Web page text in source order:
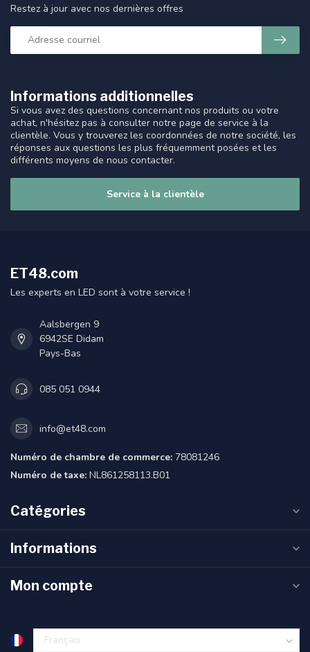
Informations additionnelles
Si vous avez des questions concernant nos produits ou votre
achat, n'hésitez pas à consulter notre page de service à la
clientèle. Vous y trouverez les coordonnées de notre société, les
réponses aux questions les plus fréquemment posées et les
différents moyens de nous contacter.
Service à la clientèle
Restez à jour avec nos dernières offres
ET48.com
Les experts en LED sont à votre service !
Aalsbergen 9
6942SE Didam
Pays-Bas
085 051 0944
info@et48.com
Numéro de chambre de commerce: 78081246
Numéro de taxe: NL861258113.B01
Catégories
Informations
Mon compte